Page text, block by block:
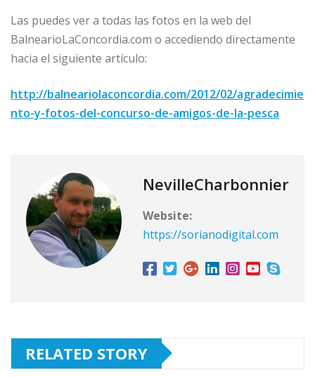
Las puedes ver a todas las fotos en la web del
BalnearioLaConcordia.com o accediendo directamente
hacia el siguiente artículo:
http://balneariolaconcordia.com/2012/02/agradecimie
nto-y-fotos-del-concurso-de-amigos-de-la-pesca
NevilleCharbonnier
Website:
https://sorianodigital.com
RELATED STORY